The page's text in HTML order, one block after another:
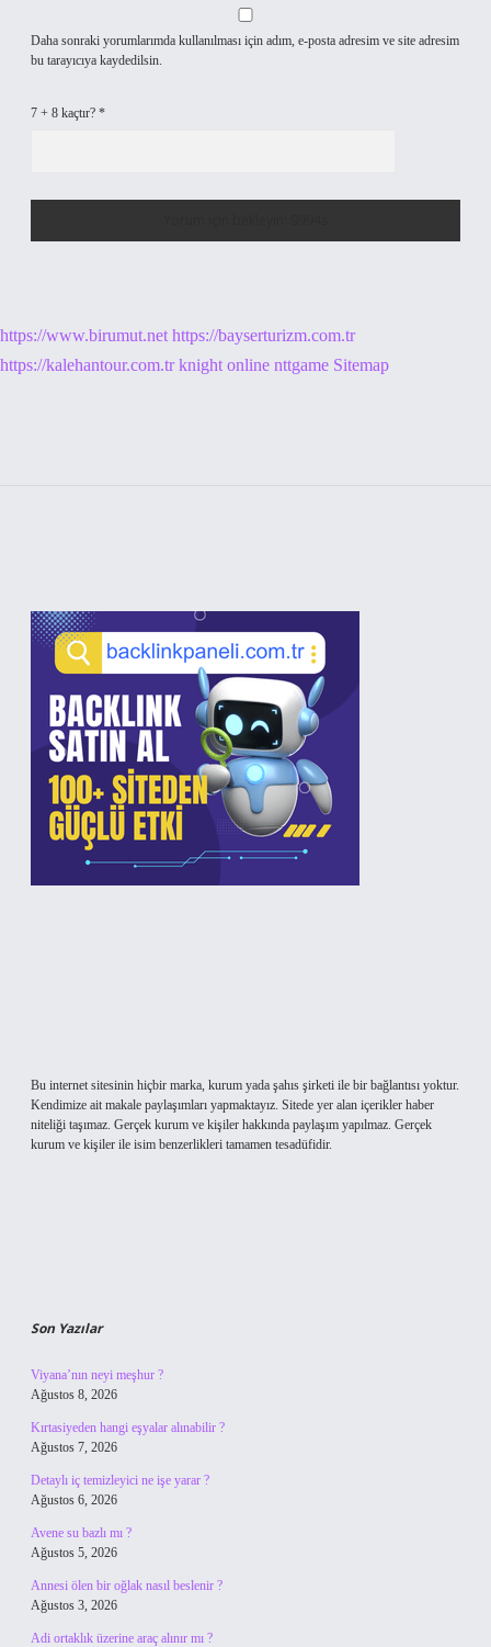
Daha sonraki yorumlarımda kullanılması için adım, e-posta adresim ve site adresim
bu tarayıcıya kaydedilsin.
7 + 8 kaçtır? *
https://www.birumut.net https://bayserturizm.com.tr
https://kalehantour.com.tr knight online nttgame Sitemap
Bu internet sitesinin hiçbir marka, kurum yada şahıs şirketi ile bir bağlantısı yoktur.
Kendimize ait makale paylaşımları yapmaktayız. Sitede yer alan içerikler haber
niteliği taşımaz. Gerçek kurum ve kişiler hakkında paylaşım yapılmaz. Gerçek
kurum ve kişiler ile isim benzerlikleri tamamen tesadüfidir.
Son Yazılar
Viyana’nın neyi meşhur ?
Ağustos 8, 2026
Kırtasiyeden hangi eşyalar alınabilir ?
Ağustos 7, 2026
Detaylı iç temizleyici ne işe yarar ?
Ağustos 6, 2026
Avene su bazlı mı ?
Ağustos 5, 2026
Annesi ölen bir oğlak nasıl beslenir ?
Ağustos 3, 2026
Adi ortaklık üzerine araç alınır mı ?